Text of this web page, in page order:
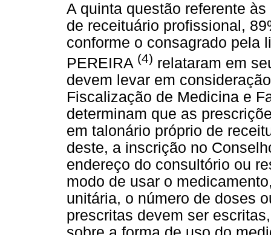
A quinta questão referente
de receituário profissional,
conforme o consagrado pela
PEREIRA (4) relataram em
devem levar em
Fiscalização de Medicina e
determinam que as
em talonário próprio de
deste, a inscrição no
endereço do consultório ou
modo de usar o
unitária, o número de doses
prescritas devem ser